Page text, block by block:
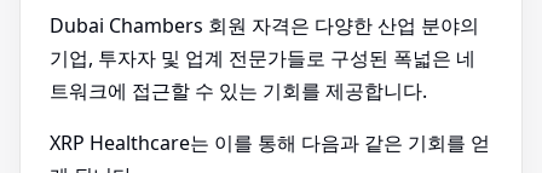
Dubai Chambers 회원 자격은 다양한 산업 분야의
기업, 투자자 및 업계 전문가들로 구성된 폭넓은 네
트워크에 접근할 수 있는 기회를 제공합니다.
XRP Healthcare는 이를 통해 다음과 같은 기회를 얻